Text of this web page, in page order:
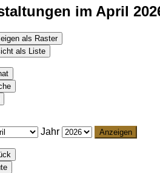
im April
als Raster
als Liste
Jahr